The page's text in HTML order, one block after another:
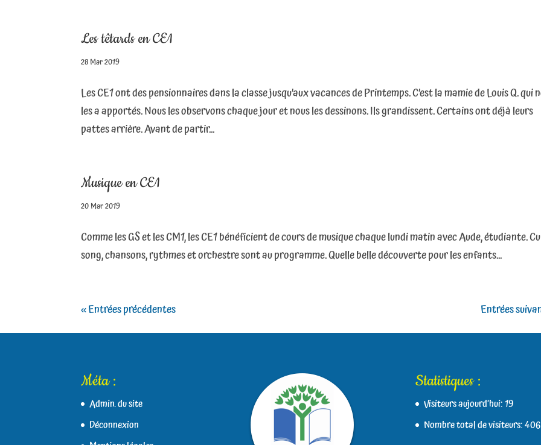
Les têtards en CE1
28 Mar 2019
Les CE1 ont des pensionnaires dans la classe jusqu’aux vacances de Printemps. C’est la mamie de Louis Q. qui
les a apportés. Nous les observons chaque jour et nous les dessinons. Ils grandissent. Certains ont déjà leurs
pattes arrière. Avant de partir...
Musique en CE1
20 Mar 2019
Comme les GS et les CM1, les CE1 bénéficient de cours de musique chaque lundi matin avec Aude, étudiante.
song, chansons, rythmes et orchestre sont au programme. Quelle belle découverte pour les enfants...
« Entrées précédentes Entrées
Méta :
Admin. du site
Déconnexion
Statistiques :
Visiteurs aujourd’hui:19
Nombre total de visiteurs: